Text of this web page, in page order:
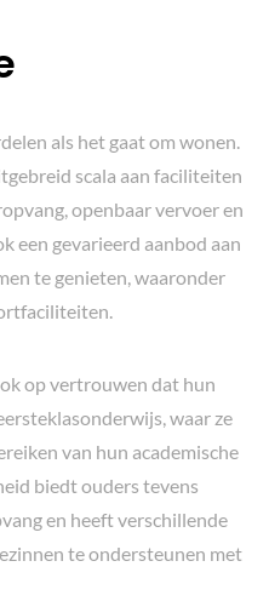
als het gaat om wonen.
scala aan faciliteiten
openbaar vervoer en
een gevarieerd aanbod aan
te genieten, waaronder
op vertrouwen dat hun
waar ze
van hun academische
biedt ouders tevens
en heeft verschillende
te ondersteunen met